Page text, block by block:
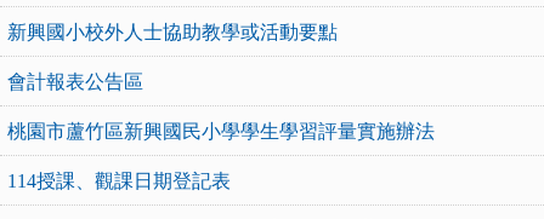
新興國小校外人士協助教學或活動要點
會計報表公告區
桃園市蘆竹區新興國民小學學生學習評量實施辦法
114授課、觀課日期登記表